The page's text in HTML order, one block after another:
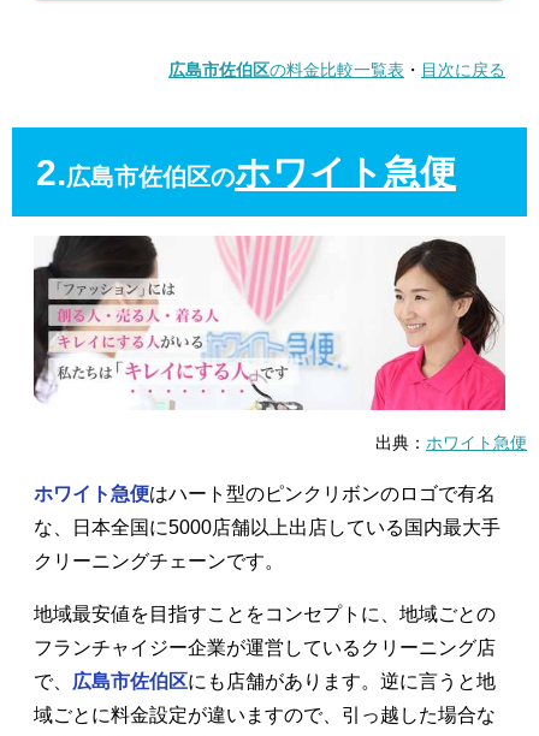
広島市佐伯区の料金比較一覧表 ・ 目次に戻る
2.広島市佐伯区のホワイト急便
出典： ホワイト急便
ホワイト急便はハート型のピンクリボンのロゴで有名
な、日本全国に5000店舗以上出店している国内最大手
クリーニングチェーンです。
地域最安値を目指すことをコンセプトに、地域ごとの
フランチャイジー企業が運営しているクリーニング店
で、 広島市佐伯区にも店舗があります。逆に言うと地
域ごとに料金設定が違いますので、引っ越した場合な